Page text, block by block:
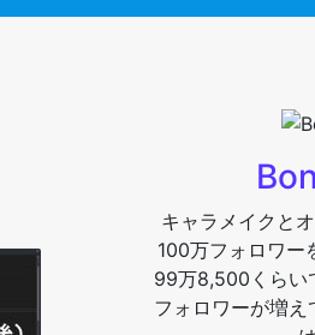
キャラメイクと
100万フォロワー
99万8,500くらい
フォロワーが増え